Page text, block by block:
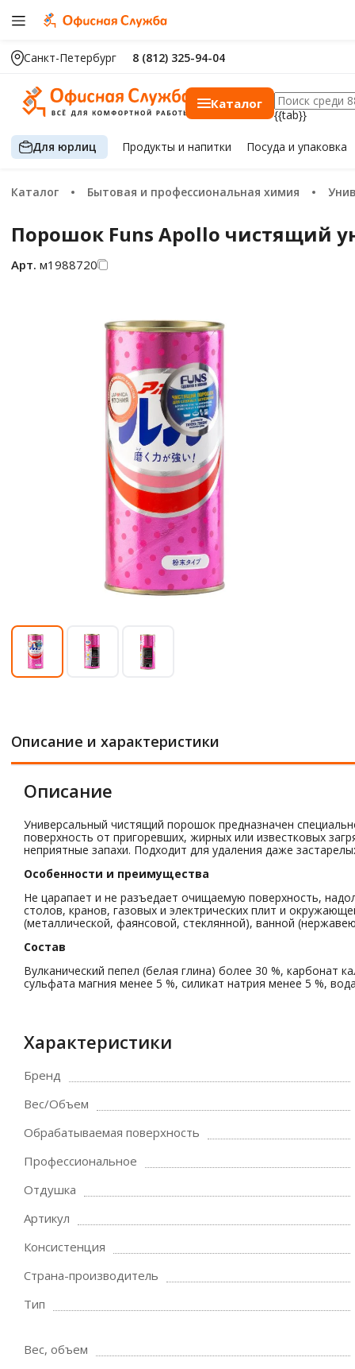
Санкт-Петербург 8 (812) 325-94-04
Каталог
{{tab}}
Для юрлиц Продуктыи напитки Посуда и упаковка
Каталог Бытовая и профессиональная химия
Порошок Funs Apollo чистящий
Арт. м1988720
Описание и характеристики
Описание
Универсальный чистящий порошок предназначен
поверхность от пригоревших, жирных или известковых
неприятные запахи. Подходит для удаления даже
Особенности и преимущества
Не царапает и не разъедает очищаемую поверхность,
столов, кранов, газовых и электрических плит и
(металлической, фаянсовой, стеклянной), ванной
Состав
Вулканический пепел (белая глина) более 30 %, карбонат
сульфата магния менее 5 %, силикат натрия менее 5 %,
Характеристики
Бренд
Вес/Объем
Обрабатываемая поверхность
Профессиональное
Отдушка
Артикул
Консистенция
Страна-производитель
Тип
Вес, объем